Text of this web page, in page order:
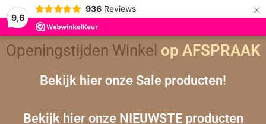
9,6
936 Reviews ×
Openingstijden Winkel op AFSPRAAK
Bekijk hier onze Sale producten!
Bekijk hier onze NIEUWSTE producten
Gesorteerd
op
nieuwste